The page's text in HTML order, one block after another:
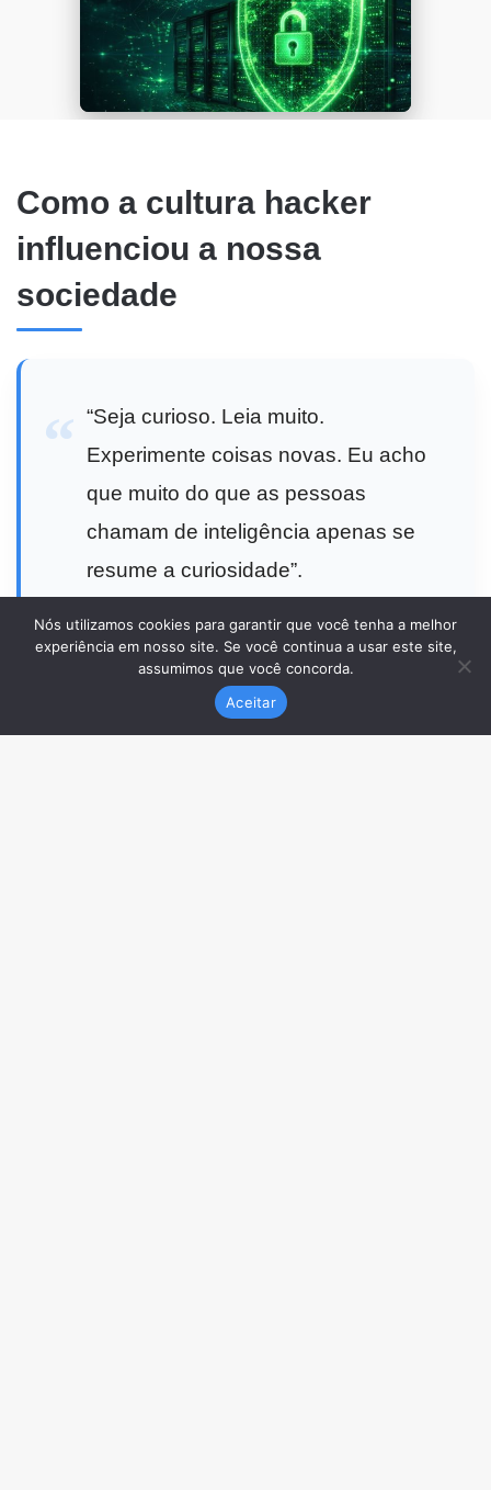
Nós utilizamos cookies para garantir que você tenha a melhor
experiência em nosso site. Se você continua a usar este site,
assumimos que você concorda.
Aceitar